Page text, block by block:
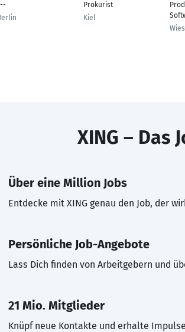
Prokurist
Kiel
XING – Das
Über eine Million Jobs
Entdecke mit XING genau den Job, der
Persönliche Job-Angebote
Lass Dich finden von Arbeitgebern und
21 Mio. Mitglieder
Knüpf neue Kontakte und erhalte